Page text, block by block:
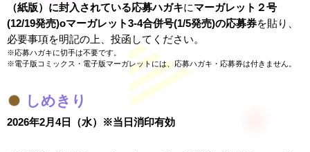
（紙版）に封入されている応募ハガキにマーガレット２号
(12/19発売)oマーガレット3-4合併号(1/5発売)の応募券を貼り、
必要事項を明記の上、投函してください。
応募ハガキに切手は不要です。
電子版コミックス・電子版マーガレットには、応募ハガキ・応募券は付きません。
しめきり
2026年2月4日（水）※当日消印有効